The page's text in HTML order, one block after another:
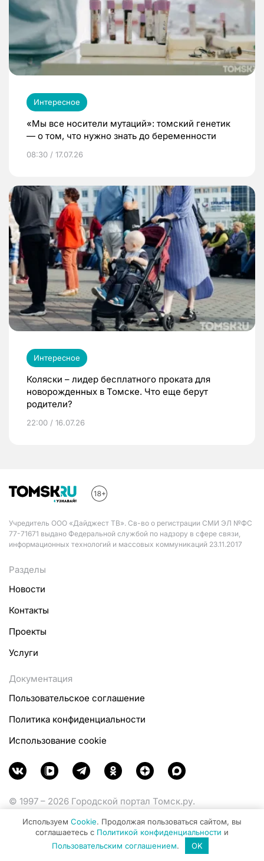
Интересное
«Мы все носители мутаций»: томский генетик
— о том, что нужно знать до беременности
08:30 / 17.07.26
Интересное
Коляски – лидер бесплатного проката для
новорожденных в Томске. Что еще берут
родители?
22:00 / 16.07.26
Учредитель ООО «Дайджест ТВ». Св-во о регистрации СМИ ЭЛ №ФС
77-71671 выдано Федеральной службой по надзору в сфере связи,
информационных технологий и массовых коммуникаций 23.11.2017
Разделы
Новости
Контакты
Проекты
Услуги
Документация
Пользовательское соглашение
Политика конфиденциальности
Использование cookie
© 1997 – 2026 Городской портал Томск.ру.
Министерства цифрового развития, связи и массовых
коммуникаций Российской Федерации.
Используем Cookie. Продолжая пользоваться сайтом, вы
соглашаетесь с Политикой конфиденциальности и
Пользовательским соглашением. OK